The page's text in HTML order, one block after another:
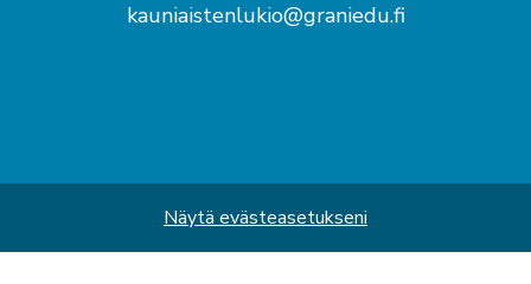
kauniaistenlukio@graniedu.fi
Näytä evästeasetukseni